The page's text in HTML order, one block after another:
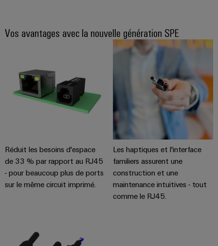
Ingénierie
numérique
d'un niveau
supérieur -
rapide
Prise de raccordement mâle IP20 accessible
Interrupteurs non administrables SPE
Câble patch
Vos avantages avec la nouvelle génération SPE
Réduit les besoins d'espace
de 33 % par rapport au RJ45
- pour beaucoup plus de ports
sur le même circuit imprimé.
Les haptiques et l'interface
familiers assurent une
construction et une
maintenance intuitives - tout
comme le RJ45.